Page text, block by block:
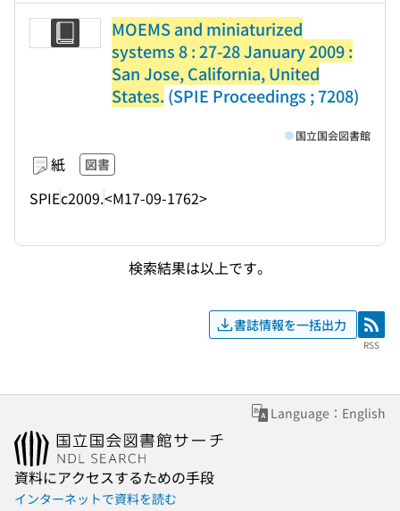
MOEMS and miniaturized
systems 8 : 27-28 January 2009 :
San Jose, California, United
States. (SPIE Proceedings ; 7208)
紙 図書
SPIEc2009.<M17-09-1762>
国立国会図書館
検索結果は以上です。
書誌情報を一括出力 RSS
RSS
Language：English
資料にアクセスするための手段
インターネットで資料を読む